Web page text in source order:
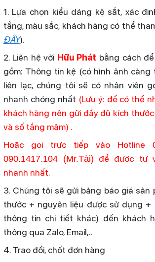
1. Lựa chọn kiểu dáng kệ sắt, xác
tầng, màu sắc, khách hàng có thể
ĐÂY).
2. Liên hệ với Hữu Phát bằng cách
gồm: Thông tin kệ (có hình ảnh
liên lạc, chúng tôi sẽ có nhân viên
nhanh chóng nhất (Lưu ý: để có thể
khách hàng nên gửi đầy đủ kích
và số tầng mâm) .
Hoặc gọi trực tiếp vào Hotline
090.1417.104 (Mr.Tài) để được tư
nhanh nhất.
3. Chúng tôi sẽ gửi bảng báo giá sản
thước + nguyên liệu được sử dụng +
thông tin chi tiết khác) đến khách
thông qua Zalo, Email,..
4. Trao đổi, chốt đơn hàng